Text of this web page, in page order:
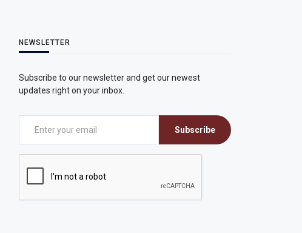
NEWSLETTER
Subscribe to our newsletter and get our newest
updates right on your inbox.
Subscribe